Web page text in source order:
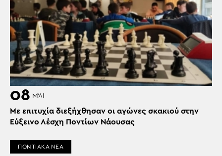
08 ΜΆΙ
Με επιτυχία διεξήχθησαν οι αγώνες σκακιού στην
Εύξεινο Λέσχη Ποντίων Νάουσας
ΠΟΝΤΙΑΚΑ ΝΕΑ